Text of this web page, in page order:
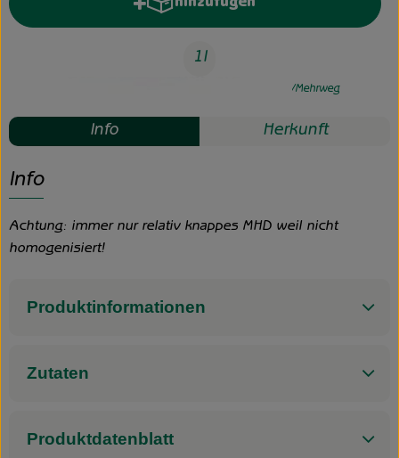
hinzufügen
Produkt zum Warenkorb
1l
Mehrweg
Info Herkunft
Info
Achtung: immer nur relativ knappes MHD weil nicht
homogenisiert!
Produktinformationen
Zutaten
Produktdatenblatt